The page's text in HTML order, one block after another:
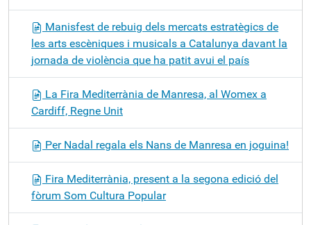
Manisfest de rebuig dels mercats estratègics de
les arts escèniques i musicals a Catalunya davant la
jornada de violència que ha patit avui el país
La Fira Mediterrània de Manresa, al Womex a
Cardiff, Regne Unit
Per Nadal regala els Nans de Manresa en joguina!
Fira Mediterrània, present a la segona edició del
fòrum Som Cultura Popular